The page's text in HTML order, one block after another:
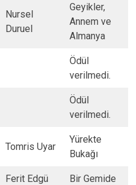
​Nursel
Duruel
Geyikler,
Annem ve
Almanya
​Ödül
verilmedi.
​Ödül
verilmedi.
​Tomris Uyar
​Yürekte
Bukağı
​Ferit Edgü ​Bir Gemide